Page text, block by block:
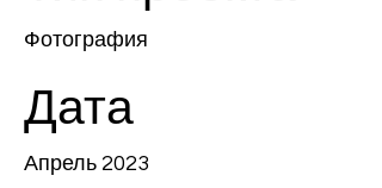
Фотография
Дата
Апрель 2023